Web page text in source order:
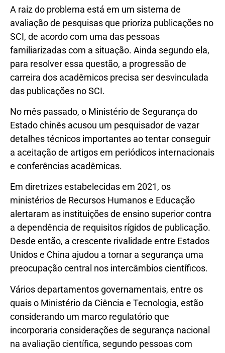
A raiz do problema está em um sistema de
avaliação de pesquisas que prioriza publicações no
SCI, de acordo com uma das pessoas
familiarizadas com a situação. Ainda segundo ela,
para resolver essa questão, a progressão de
carreira dos acadêmicos precisa ser desvinculada
das publicações no SCI.
No mês passado, o Ministério de Segurança do
Estado chinês acusou um pesquisador de vazar
detalhes técnicos importantes ao tentar conseguir
a aceitação de artigos em periódicos internacionais
e conferências acadêmicas.
Em diretrizes estabelecidas em 2021, os
ministérios de Recursos Humanos e Educação
alertaram as instituições de ensino superior contra
a dependência de requisitos rígidos de publicação.
Desde então, a crescente rivalidade entre Estados
Unidos e China ajudou a tornar a segurança uma
preocupação central nos intercâmbios científicos.
Vários departamentos governamentais, entre os
quais o Ministério da Ciência e Tecnologia, estão
considerando um marco regulatório que
incorporaria considerações de segurança nacional
na avaliação científica, segundo pessoas com